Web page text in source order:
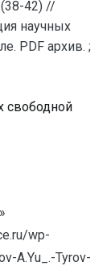
42) //
научных
PDF архив. ;
свободной
wp-
A.Yu_.-Tyrov-